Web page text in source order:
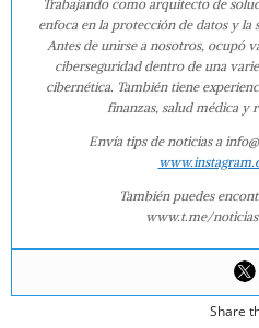
Trabajando como arquitecto de
enfoca en la protección de datos y la
Antes de unirse a nosotros, ocupó
ciberseguridad dentro de una
cibernética. También tiene
finanzas, salud médica y
Envía tips de noticias a
También puedes
www.t.me/
Share